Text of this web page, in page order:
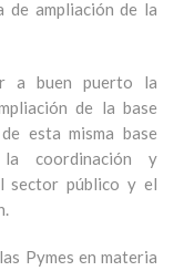
de ampliación de la
a buen puerto la
de la base
esta misma base
coordinación y
sector público y el
Pymes en materia